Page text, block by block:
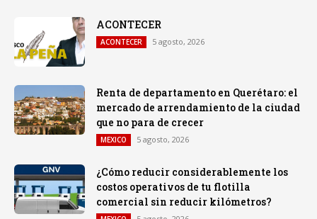
ACONTECER
ACONTECER 5 agosto, 2026
Renta de departamento en Querétaro: el
mercado de arrendamiento de la ciudad
que no para de crecer
MEXICO 5 agosto, 2026
¿Cómo reducir considerablemente los
costos operativos de tu flotilla
comercial sin reducir kilómetros?